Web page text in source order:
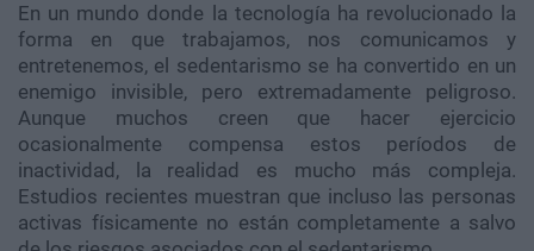
En un mundo donde la tecnología ha revolucionado la
forma en que trabajamos, nos comunicamos y
entretenemos, el sedentarismo se ha convertido en un
enemigo invisible, pero extremadamente peligroso.
Aunque muchos creen que hacer ejercicio
ocasionalmente compensa estos períodos de
inactividad, la realidad es mucho más compleja.
Estudios recientes muestran que incluso las personas
activas físicamente no están completamente a salvo